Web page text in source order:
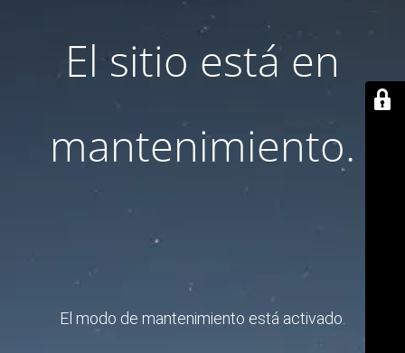
El sitio está en
mantenimiento.
El modo de mantenimiento está activado.